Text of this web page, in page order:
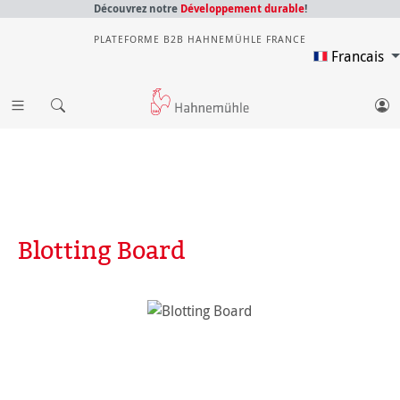
Découvrez notre Développement durable!
PLATEFORME B2B HAHNEMÜHLE FRANCE
Francais
Blotting Board
Ignorer la galerie d'images